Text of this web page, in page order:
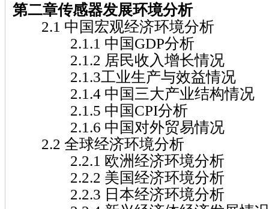
第二章传感器发展环境分析
2.1 中国宏观经济环境分析
2.1.1 中国GDP分析
2.1.2 居民收入增长情况
2.1.3工业生产与效益情况
2.1.4 中国三大产业结构情况
2.1.5 中国CPI分析
2.1.6 中国对外贸易情况
2.2 全球经济环境分析
2.2.1 欧洲经济环境分析
2.2.2 美国经济环境分析
2.2.3 日本经济环境分析